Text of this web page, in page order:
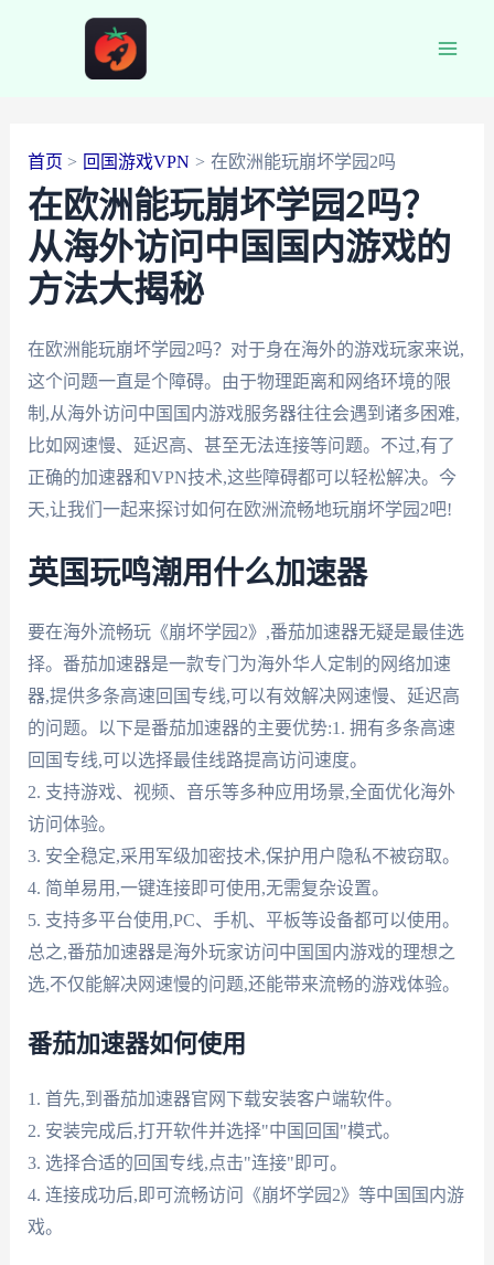
首页 回国游戏VPN 在欧洲能玩崩坏学园2吗
在欧洲能玩崩坏学园2吗？
从海外访问中国国内游戏的
方法大揭秘
在欧洲能玩崩坏学园2吗？对于身在海外的游戏玩家来说,
这个问题一直是个障碍。由于物理距离和网络环境的限
制,从海外访问中国国内游戏服务器往往会遇到诸多困难,
比如网速慢、延迟高、甚至无法连接等问题。不过,有了
正确的加速器和VPN技术,这些障碍都可以轻松解决。今
天,让我们一起来探讨如何在欧洲流畅地玩崩坏学园2吧!
英国玩鸣潮用什么加速器
要在海外流畅玩《崩坏学园2》,番茄加速器无疑是最佳选
择。番茄加速器是一款专门为海外华人定制的网络加速
器,提供多条高速回国专线,可以有效解决网速慢、延迟高
的问题。以下是番茄加速器的主要优势:1. 拥有多条高速
回国专线,可以选择最佳线路提高访问速度。
2. 支持游戏、视频、音乐等多种应用场景,全面优化海外
访问体验。
3. 安全稳定,采用军级加密技术,保护用户隐私不被窃取。
4. 简单易用,一键连接即可使用,无需复杂设置。
5. 支持多平台使用,PC、手机、平板等设备都可以使用。
总之,番茄加速器是海外玩家访问中国国内游戏的理想之
选,不仅能解决网速慢的问题,还能带来流畅的游戏体验。
番茄加速器如何使用
1. 首先,到番茄加速器官网下载安装客户端软件。
2. 安装完成后,打开软件并选择"中国回国"模式。
3. 选择合适的回国专线,点击"连接"即可。
4. 连接成功后,即可流畅访问《崩坏学园2》等中国国内游
戏。